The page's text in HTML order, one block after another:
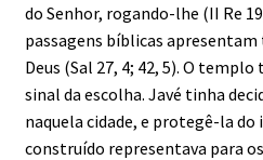
do Senhor, rogando-lhe (II Re
passagens bíblicas
Deus (Sal 27, 4; 42, 5). O
sinal da escolha. Javé tinha
naquela cidade, e protegê-la
construído representava para